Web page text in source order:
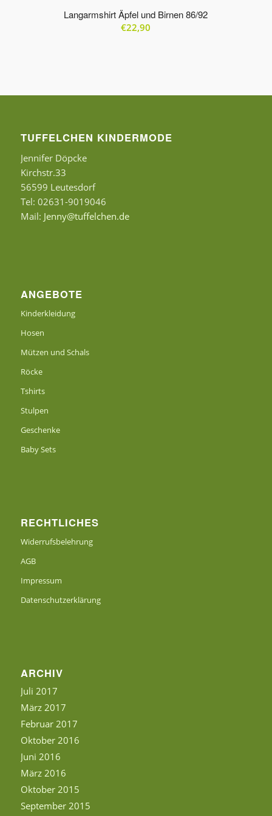
in
sortieren
Langarmshirt Äpfel und Birnen 86/92
€22,90
TUFFELCHEN KINDERMODE
Jennifer Döpcke
Kirchstr.33
56599 Leutesdorf
Tel: 02631-9019046
Mail: Jenny@tuffelchen.de
ANGEBOTE
Kinderkleidung
Hosen
Mützen und Schals
Röcke
Tshirts
Stulpen
Geschenke
Baby Sets
RECHTLICHES
Widerrufsbelehrung
AGB
Impressum
Datenschutzerklärung
ARCHIV
Juli 2017
März 2017
Februar 2017
Oktober 2016
Juni 2016
März 2016
Oktober 2015
September 2015